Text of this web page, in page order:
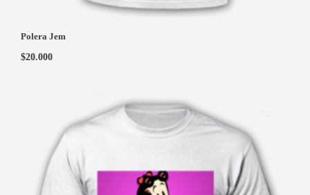
Polera Jem
$20.000